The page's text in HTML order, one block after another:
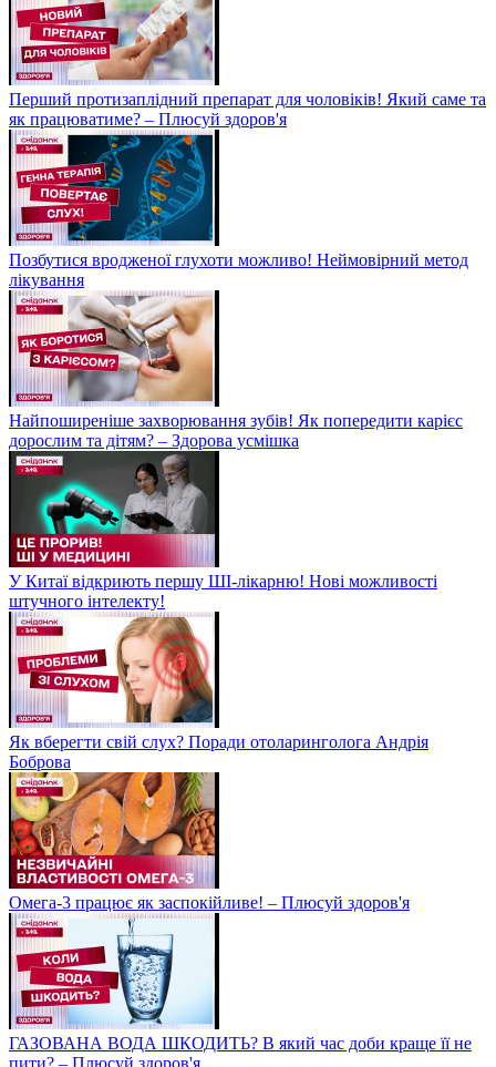
Перший протизаплідний препарат для чоловіків! Який саме та
як працюватиме? – Плюсуй здоров'я
Позбутися вродженої глухоти можливо! Неймовірний метод
лікування
Найпоширеніше захворювання зубів! Як попередити карієс
дорослим та дітям? – Здорова усмішка
У Китаї відкриють першу ШІ-лікарню! Нові можливості
штучного інтелекту!
Як вберегти свій слух? Поради отоларинголога Андрія
Боброва
Омега-3 працює як заспокійливе! – Плюсуй здоров'я
ГАЗОВАНА ВОДА ШКОДИТЬ? В який час доби краще її не
пити? – Плюсуй здоров'я